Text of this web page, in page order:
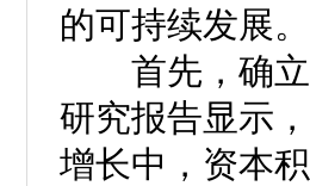
的可持续发展。
首先，确立
研究报告显示
增长中，资本